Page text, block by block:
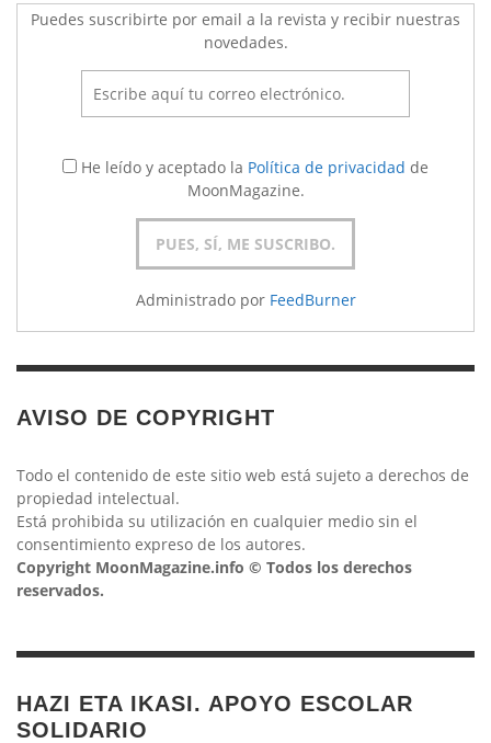
Puedes suscribirte por email a la revista y recibir nuestras
novedades.
He leído y aceptado la Política de privacidad de
MoonMagazine.
Administrado por FeedBurner
AVISO DE COPYRIGHT
Todo el contenido de este sitio web está sujeto a derechos de
propiedad intelectual.
Está prohibida su utilización en cualquier medio sin el
consentimiento expreso de los autores.
Copyright MoonMagazine.info © Todos los derechos
reservados.
HAZI ETA IKASI. APOYO ESCOLAR
SOLIDARIO